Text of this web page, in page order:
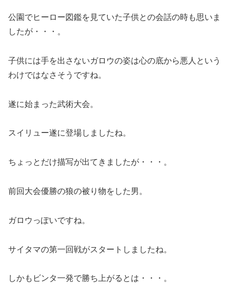
公園でヒーロー図鑑を見ていた子供との会話の時も思いま
したが・・・。
子供には手を出さないガロウの姿は心の底から悪人という
わけではなさそうですね。
遂に始まった武術大会。
スイリュー遂に登場しましたね。
ちょっとだけ描写が出てきましたが・・・。
前回大会優勝の狼の被り物をした男。
ガロウっぽいですね。
サイタマの第一回戦がスタートしましたね。
しかもビンタ一発で勝ち上がるとは・・・。